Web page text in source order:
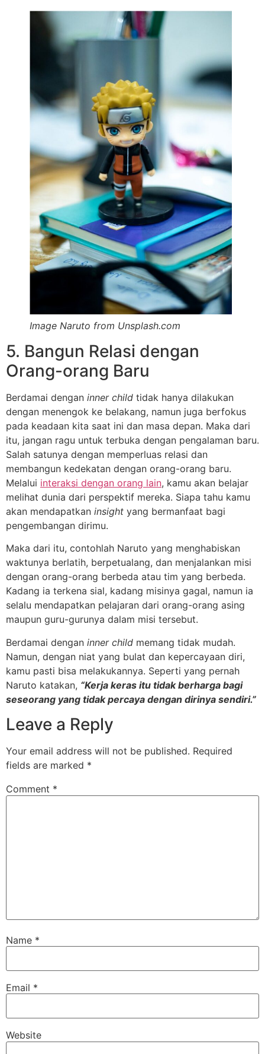
Image Naruto from Unsplash.com
5. Bangun Relasi dengan
Orang-orang Baru
Berdamai dengan inner child tidak hanya dilakukan
dengan menengok ke belakang, namun juga berfokus
pada keadaan kita saat ini dan masa depan. Maka dari
itu, jangan ragu untuk terbuka dengan pengalaman baru.
Salah satunya dengan memperluas relasi dan
membangun kedekatan dengan orang-orang baru.
Melalui interaksi dengan orang lain, kamu akan belajar
melihat dunia dari perspektif mereka. Siapa tahu kamu
akan mendapatkan insight yang bermanfaat bagi
pengembangan dirimu.
Maka dari itu, contohlah Naruto yang menghabiskan
waktunya berlatih, berpetualang, dan menjalankan misi
dengan orang-orang berbeda atau tim yang berbeda.
Kadang ia terkena sial, kadang misinya gagal, namun ia
selalu mendapatkan pelajaran dari orang-orang asing
maupun guru-gurunya dalam misi tersebut.
Berdamai dengan inner child memang tidak mudah.
Namun, dengan niat yang bulat dan kepercayaan diri,
kamu pasti bisa melakukannya. Seperti yang pernah
Naruto katakan, “Kerja keras itu tidak berharga bagi
seseorang yang tidak percaya dengan dirinya sendiri.”
Leave a Reply
Your email address will not be published. Required
fields are marked *
Comment *
Name *
Email *
Website